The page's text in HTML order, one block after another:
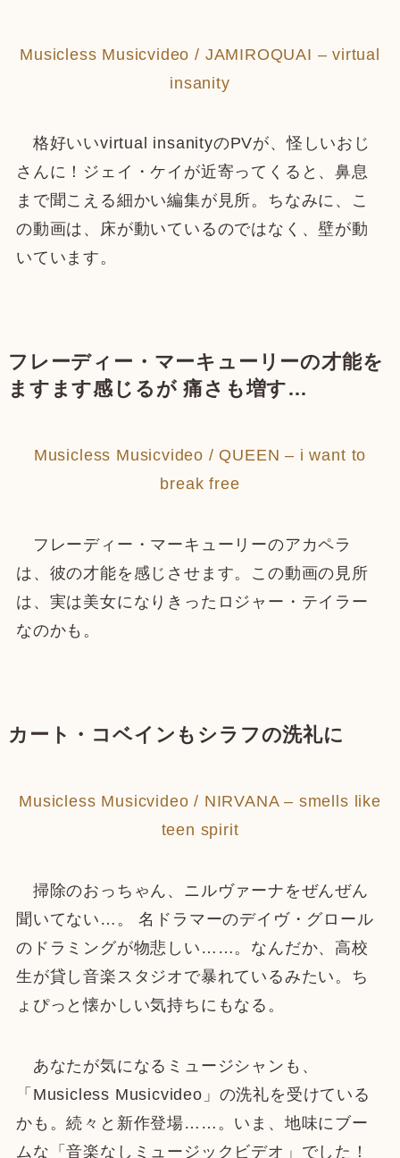
Musicless Musicvideo / JAMIROQUAI – virtual
insanity
格好いいvirtual insanityのPVが、怪しいおじ
さんに！ジェイ・ケイが近寄ってくると、鼻息
まで聞こえる細かい編集が見所。ちなみに、こ
の動画は、床が動いているのではなく、壁が動
いています。
フレーディー・マーキューリーの才能を
ますます感じるが 痛さも増す…
Musicless Musicvideo / QUEEN – i want to
break free
フレーディー・マーキューリーのアカペラ
は、彼の才能を感じさせます。この動画の見所
は、実は美女になりきったロジャー・テイラー
なのかも。
カート・コベインもシラフの洗礼に
Musicless Musicvideo / NIRVANA – smells like
teen spirit
掃除のおっちゃん、ニルヴァーナをぜんぜん
聞いてない…。 ‎名ドラマーのデイヴ・グロール
のドラミングが物悲しい……。なんだか、高校
生が貸し音楽スタジオで暴れているみたい。ち
ょぴっと懐かしい気持ちにもなる。
あなたが気になるミュージシャンも、
「Musicless Musicvideo」の洗礼を受けている
かも。続々と新作登場……。いま、地味にブー
ムな「音楽なしミュージックビデオ」でした！